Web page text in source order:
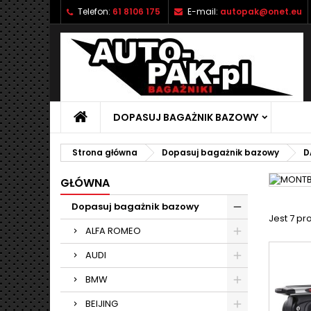
Telefon: 61 8106 175 E-mail: autopak@onet.eu
DOPASUJ BAGAŻNIK BAZOWY
Strona główna Dopasuj bagażnik bazowy
GŁÓWNA
Dopasuj bagażnik bazowy
ALFA ROMEO
AUDI
BMW
BEIJING
Jest 7